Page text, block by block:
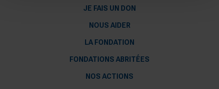
JE FAIS UN DON
NOUS AIDER
LA FONDATION
FONDATIONS ABRITÉES
NOS ACTIONS